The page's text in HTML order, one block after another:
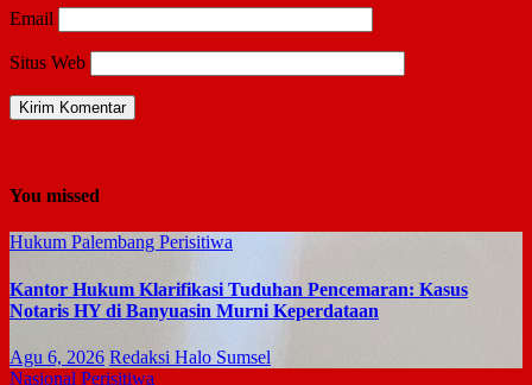
Email
Situs Web
You missed
Hukum Palembang Perisitiwa
Kantor Hukum Klarifikasi Tuduhan Pencemaran: Kasus
Notaris HY di Banyuasin Murni Keperdataan
Agu 6, 2026 Redaksi Halo Sumsel
Nasional Perisitiwa